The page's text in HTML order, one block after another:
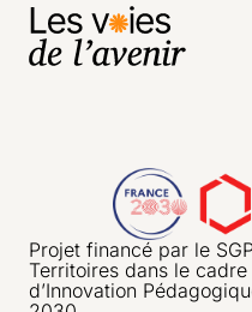
Projet financé par le
Territoires dans le
d’Innovation